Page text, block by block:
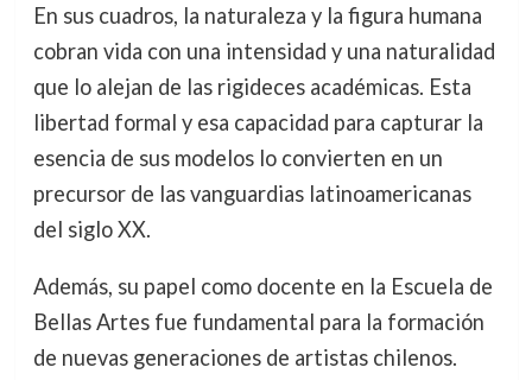
En sus cuadros, la naturaleza y la figura humana
cobran vida con una intensidad y una naturalidad
que lo alejan de las rigideces académicas. Esta
libertad formal y esa capacidad para capturar la
esencia de sus modelos lo convierten en un
precursor de las vanguardias latinoamericanas
del siglo XX.
Además, su papel como docente en la Escuela de
Bellas Artes fue fundamental para la formación
de nuevas generaciones de artistas chilenos.